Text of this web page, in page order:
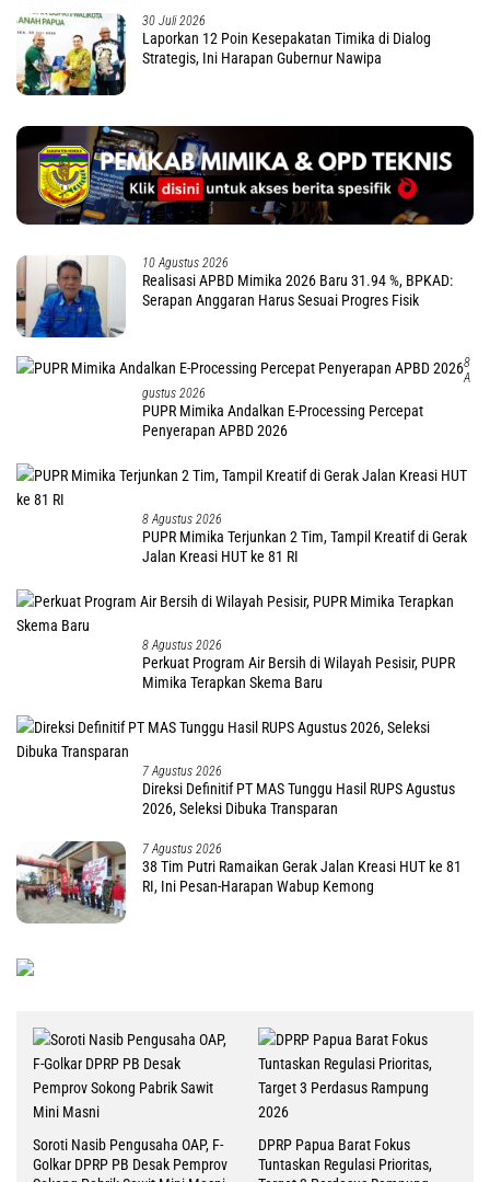
30 Juli 2026
Laporkan 12 Poin Kesepakatan Timika di Dialog
Strategis, Ini Harapan Gubernur Nawipa
10 Agustus 2026
Realisasi APBD Mimika 2026 Baru 31.94 %, BPKAD:
Serapan Anggaran Harus Sesuai Progres Fisik
8
A
Gustus 2026
PUPR Mimika Andalkan E-Processing Percepat
Penyerapan APBD 2026
8 Agustus 2026
PUPR Mimika Terjunkan 2 Tim, Tampil Kreatif di Gerak
Jalan Kreasi HUT ke 81 RI
8 Agustus 2026
Perkuat Program Air Bersih di Wilayah Pesisir, PUPR
Mimika Terapkan Skema Baru
7 Agustus 2026
Direksi Definitif PT MAS Tunggu Hasil RUPS Agustus
2026, Seleksi Dibuka Transparan
7 Agustus 2026
38 Tim Putri Ramaikan Gerak Jalan Kreasi HUT ke 81
RI, Ini Pesan-Harapan Wabup Kemong
Soroti Nasib Pengusaha OAP, F-
Golkar DPRP PB Desak Pemprov
DPRP Papua Barat Fokus
Tuntaskan Regulasi Prioritas,